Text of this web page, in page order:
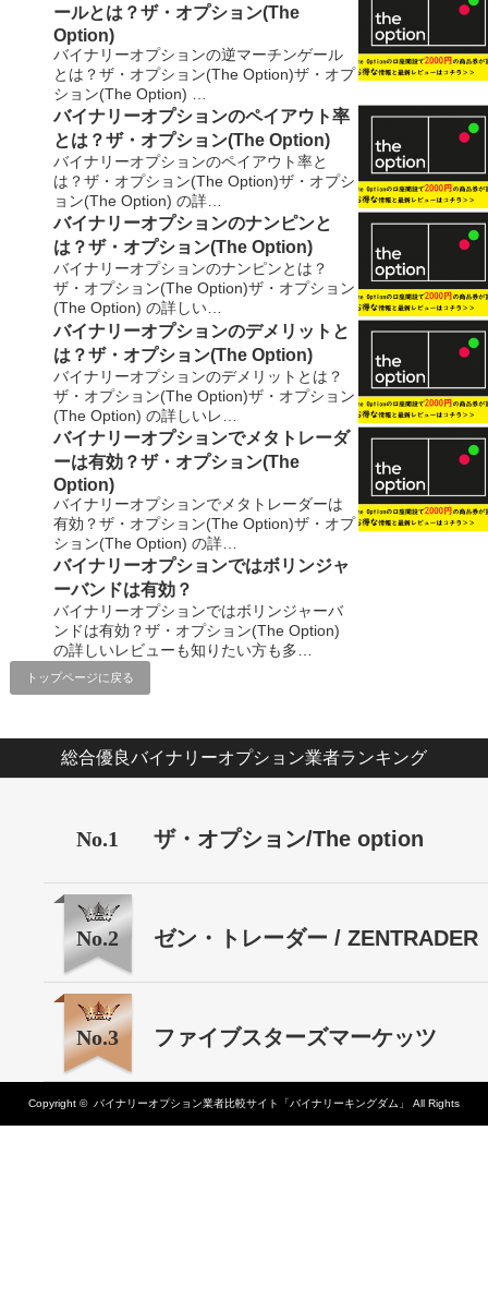
ールとは？ザ・オプション(The
Option)
バイナリーオプションの逆マーチンゲール
とは？ザ・オプション(The Option)ザ・オプ
ション(The Option) …
バイナリーオプションのペイアウト率
とは？ザ・オプション(The Option)
バイナリーオプションのペイアウト率と
は？ザ・オプション(The Option)ザ・オプシ
ョン(The Option) の詳…
バイナリーオプションのナンピンと
は？ザ・オプション(The Option)
バイナリーオプションのナンピンとは？
ザ・オプション(The Option)ザ・オプション
(The Option) の詳しい…
バイナリーオプションのデメリットと
は？ザ・オプション(The Option)
バイナリーオプションのデメリットとは？
ザ・オプション(The Option)ザ・オプション
(The Option) の詳しいレ…
バイナリーオプションでメタトレーダ
ーは有効？ザ・オプション(The
Option)
バイナリーオプションでメタトレーダーは
有効？ザ・オプション(The Option)ザ・オプ
ション(The Option) の詳…
バイナリーオプションではボリンジャ
ーバンドは有効？
バイナリーオプションではボリンジャーバ
ンドは有効？ザ・オプション(The Option)
の詳しいレビューも知りたい方も多…
トップページに戻る
総合優良バイナリーオプション業者ランキング
No.1 ザ・オプション/The option
No.2 ゼン・トレーダー / ZENTRADER
No.3 ファイブスターズマーケッツ
Copyright © バイナリーオプション業者比較サイト「バイナリーキングダム」 All Rights